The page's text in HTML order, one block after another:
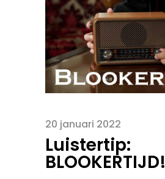
20 januari 2022
Luistertip:
BLOOKERTIJD!